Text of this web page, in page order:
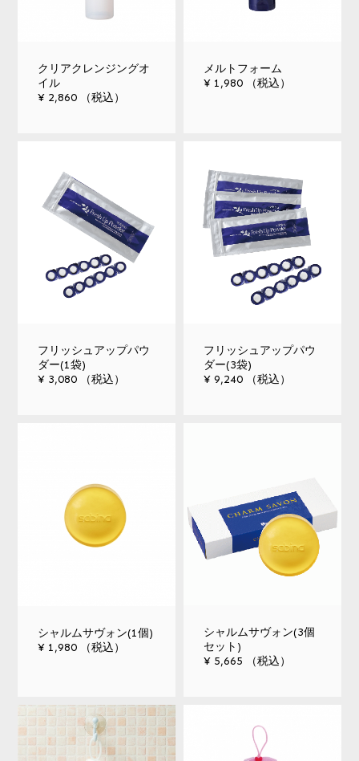
クリアクレンジングオ
イル
¥ 2,860 （税込）
メルトフォーム
¥ 1,980 （税込）
フリッシュアップパウ
ダー(1袋)
¥ 3,080 （税込）
フリッシュアップパウ
ダー(3袋)
¥ 9,240 （税込）
シャルムサヴォン(1個)
¥ 1,980 （税込）
シャルムサヴォン(3個
セット)
¥ 5,665 （税込）